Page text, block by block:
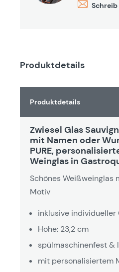
Schreib
Produktdetails
Produktdetails
Zwiesel Glas
mit Namen oder
PURE,
Weinglas in
Schönes Weißweinglas
Motiv
inklusive individueller
Höhe: 23,2 cm
spülmaschinenfest
mit personalisiertem